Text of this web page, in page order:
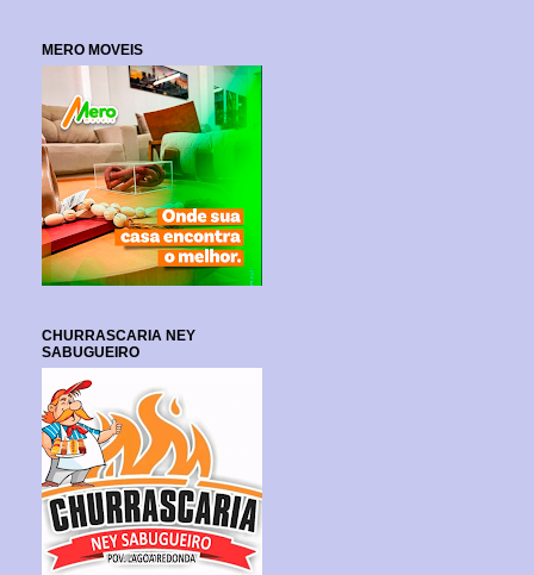
MERO MOVEIS
CHURRASCARIA NEY
SABUGUEIRO